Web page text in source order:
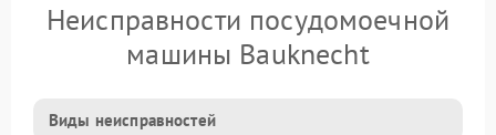
Неисправности посудомоечной
машины Bauknecht
Виды неисправностей